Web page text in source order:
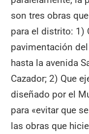
son tres obras
para el distrito: 1)
pavimentación
hasta la avenida
Cazador; 2) Que
diseñado por el
para «evitar que
las obras que